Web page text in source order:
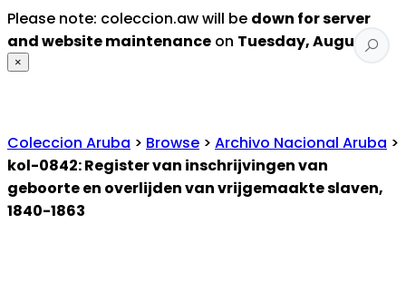
Please note: coleccion.aw will be down for server
and website maintenance on Tuesday, August 4
×
Coleccion Aruba > Browse > Archivo Nacional Aruba >
kol-0842: Register van inschrijvingen van
geboorte en overlijden van vrijgemaakte slaven,
1840-1863